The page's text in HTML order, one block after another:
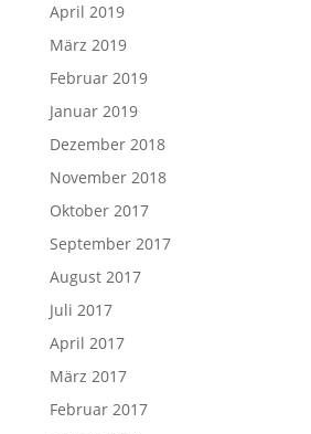
April 2019
März 2019
Februar 2019
Januar 2019
Dezember 2018
November 2018
Oktober 2017
September 2017
August 2017
Juli 2017
April 2017
März 2017
Februar 2017